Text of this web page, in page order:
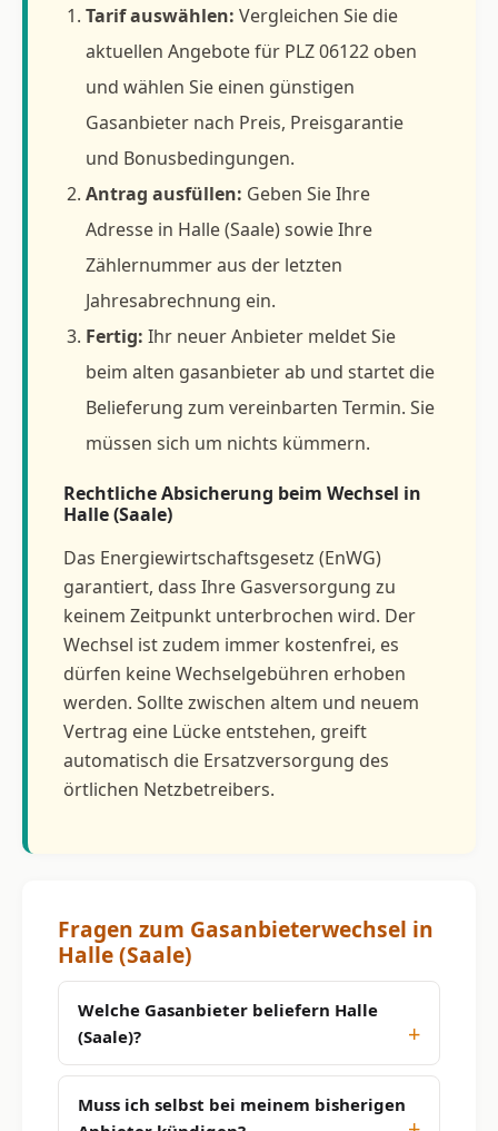
Tarif auswählen: Vergleichen Sie die
aktuellen Angebote für PLZ 06122 oben
und wählen Sie einen günstigen
Gasanbieter nach Preis, Preisgarantie
und Bonusbedingungen.
Antrag ausfüllen: Geben Sie Ihre
Adresse in Halle (Saale) sowie Ihre
Zählernummer aus der letzten
Jahresabrechnung ein.
Fertig: Ihr neuer Anbieter meldet Sie
beim alten gasanbieter ab und startet die
Belieferung zum vereinbarten Termin. Sie
müssen sich um nichts kümmern.
Rechtliche Absicherung beim Wechsel in
Halle (Saale)
Das Energiewirtschaftsgesetz (EnWG)
garantiert, dass Ihre Gasversorgung zu
keinem Zeitpunkt unterbrochen wird. Der
Wechsel ist zudem immer kostenfrei, es
dürfen keine Wechselgebühren erhoben
werden. Sollte zwischen altem und neuem
Vertrag eine Lücke entstehen, greift
automatisch die Ersatzversorgung des
örtlichen Netzbetreibers.
Fragen zum Gasanbieterwechsel in
Halle (Saale)
Welche Gasanbieter beliefern Halle
(Saale)?
Muss ich selbst bei meinem bisherigen